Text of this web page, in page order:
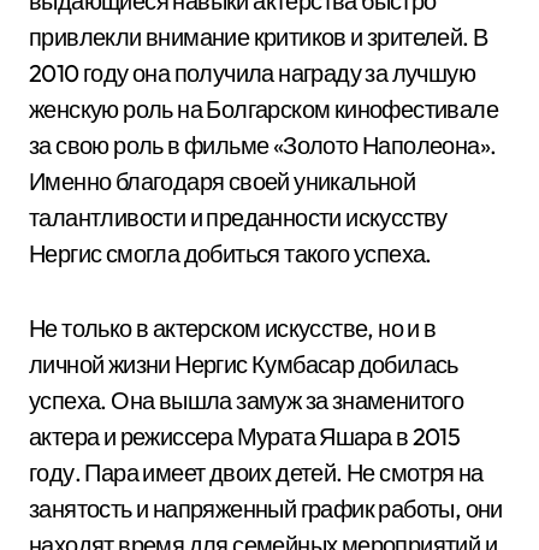
привлекли внимание критиков и зрителей. В
2010 году она получила награду за лучшую
женскую роль на Болгарском кинофестивале
за свою роль в фильме «Золото Наполеона».
Именно благодаря своей уникальной
талантливости и преданности искусству
Нергис смогла добиться такого успеха.
Не только в актерском искусстве, но и в
личной жизни Нергис Кумбасар добилась
успеха. Она вышла замуж за знаменитого
актера и режиссера Мурата Яшара в 2015
году. Пара имеет двоих детей. Не смотря на
занятость и напряженный график работы, они